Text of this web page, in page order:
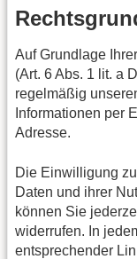
Auf Grundlage
(Art. 6 Abs. 1 lit. a
regelmäßig
Informationen per
Adresse.
Die Einwilligung
Daten und ihrer
können Sie
widerrufen. In
entsprechender